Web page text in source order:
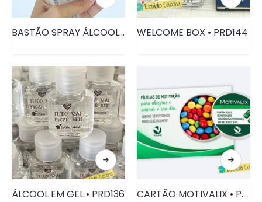
BASTÃO SPRAY ÁLCOOL • PRD158 WELCOME BOX • PRD144
ÁLCOOL EM GEL • PRD136 CARTÃO MOTIVALIX • PRD142